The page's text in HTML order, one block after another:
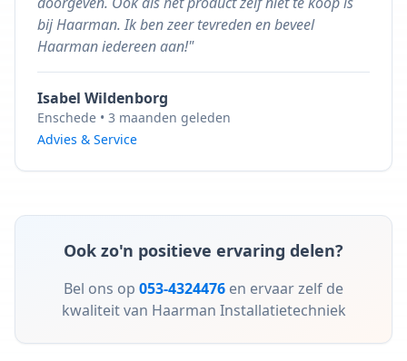
bij Haarman. Ik ben zeer tevreden en beveel
Haarman iedereen aan!"
Isabel Wildenborg
Enschede • 3 maanden geleden
Advies & Service
Ook zo'n positieve ervaring delen?
Bel ons op 053-4324476 en ervaar zelf de
kwaliteit van Haarman Installatietechniek